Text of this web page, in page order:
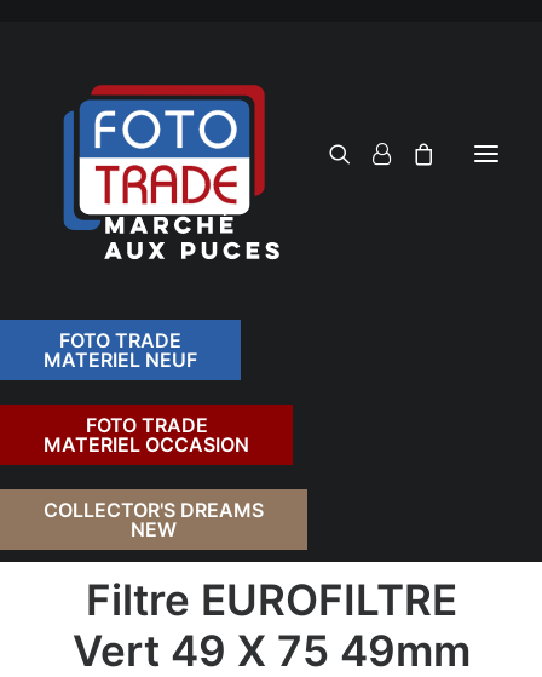
FOTO TRADE
MATERIEL NEUF
FOTO TRADE
MATERIEL OCCASION
COLLECTOR'S DREAMS
NEW
RETOUR
Filtre EUROFILTRE
Vert 49 X 75 49mm